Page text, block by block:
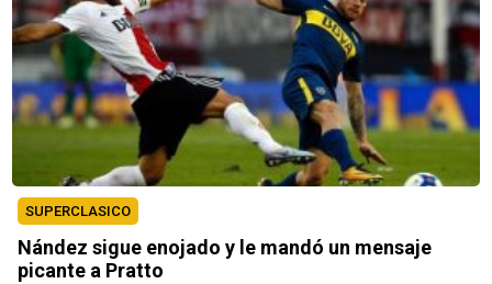
SUPERCLASICO
Nández sigue enojado y le mandó un mensaje
picante a Pratto